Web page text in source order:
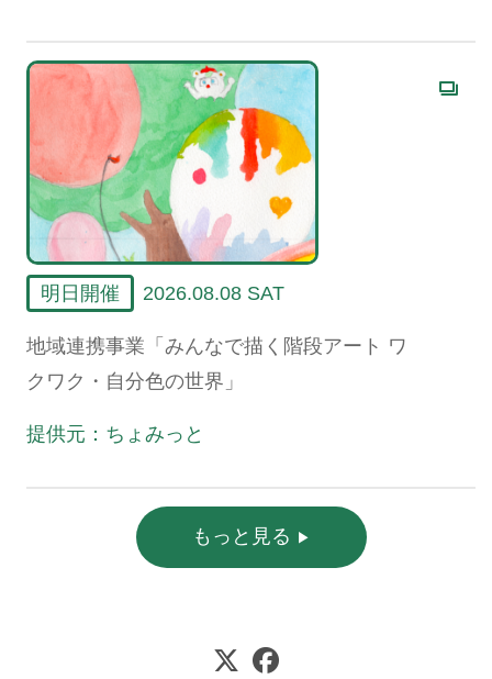
明日開催 2026.08.08 SAT
地域連携事業「みんなで描く階段アート ワ
クワク・自分色の世界」
提供元：ちょみっと
もっと見る